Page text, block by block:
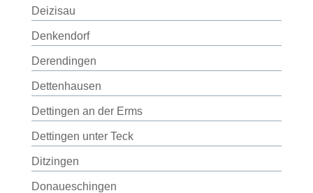
Deizisau
Denkendorf
Derendingen
Dettenhausen
Dettingen an der Erms
Dettingen unter Teck
Ditzingen
Donaueschingen